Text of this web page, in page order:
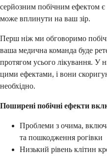
серйозним побічним ефектом
може вплинути на ваш зір.
Перш ніж ми обговоримо
ваша медична команда буде
протягом усього лікування. У
цими ефектами, і вони
необхідно.
Поширені побічні ефекти
Проблеми з очима,
та пошкодження рогівки
Низький рівень клітин